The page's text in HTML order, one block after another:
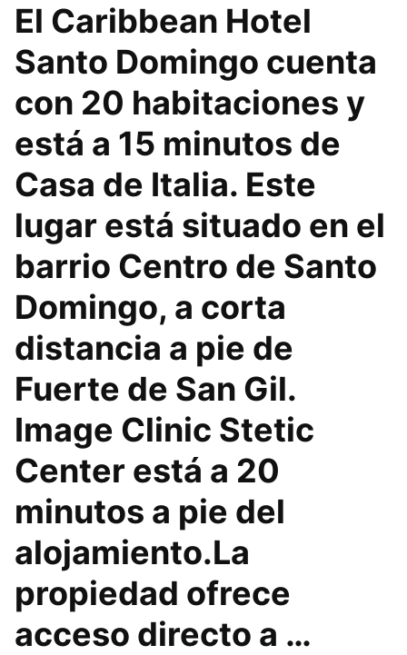
El Caribbean Hotel
Santo Domingo cuenta
con 20 habitaciones y
está a 15 minutos de
Casa de Italia. Este
lugar está situado en el
barrio Centro de Santo
Domingo, a corta
distancia a pie de
Fuerte de San Gil.
Image Clinic Stetic
Center está a 20
minutos a pie del
alojamiento.La
propiedad ofrece
acceso directo a …